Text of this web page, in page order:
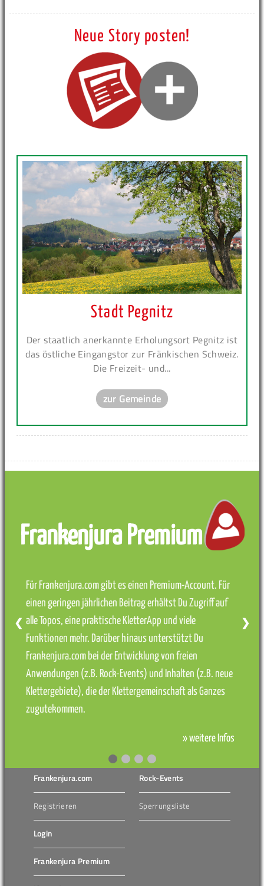
Neue Story posten!
Stadt Pegnitz
Der staatlich anerkannte Erholungsort Pegnitz ist
das östliche Eingangstor zur Fränkischen Schweiz.
Die Freizeit- und...
zur Gemeinde
Frankenjura Premium
Für Frankenjura.com gibt es einen Premium-Account. Für
einen geringen jährlichen Beitrag erhältst Du Zugriff auf
alle Topos, eine praktische KletterApp und viele
Funktionen mehr. Darüber hinaus unterstützt Du
Frankenjura.com bei der Entwicklung von freien
Anwendungen (z.B. Rock-Events) und Inhalten (z.B. neue
Klettergebiete), die der Klettergemeinschaft als Ganzes
zugutekommen.
» weitere Infos
❮ ❯
Frankenjura.com
Registrieren
Login
Frankenjura Premium
Rock-Events
Sperrungsliste